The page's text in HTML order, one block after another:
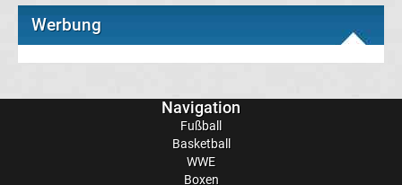
Fußball
EM
Werbung
Navigation
Fußball
Basketball
WWE
Boxen